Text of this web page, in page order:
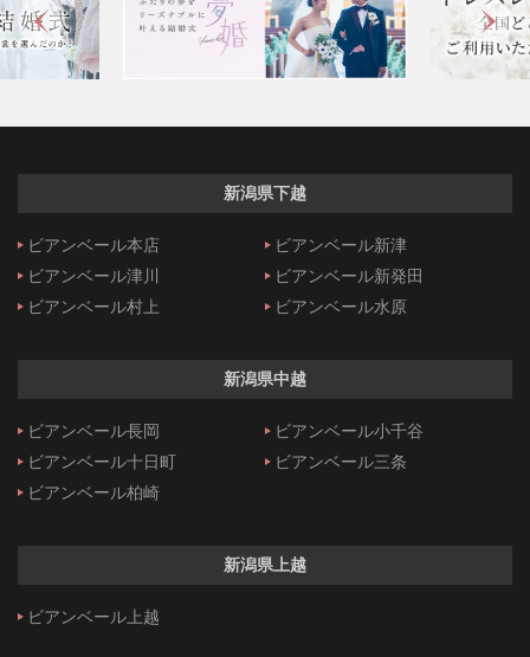
新潟県下越
ビアンベール本店
ビアンベール新津
ビアンベール津川
ビアンベール新発田
ビアンベール村上
ビアンベール水原
新潟県中越
ビアンベール長岡
ビアンベール小千谷
ビアンベール十日町
ビアンベール三条
ビアンベール柏崎
新潟県上越
ビアンベール上越